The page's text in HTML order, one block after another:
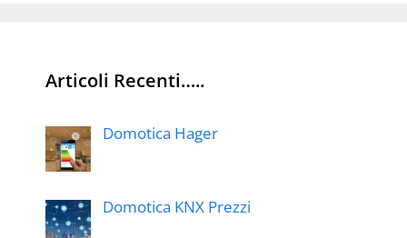
Articoli Recenti…..
Domotica Hager
Domotica KNX Prezzi